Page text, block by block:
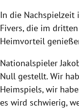
In die Nachspielzeit
Fivers, die im
Heimvorteil
Nationalspieler
Null gestellt. Wir
Heimspiels, wir
es wird schwierig,